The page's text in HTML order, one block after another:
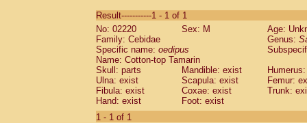
CebidaeSaguinus labiatus(0)
Cebidae Saguinus leucopus (0)
Cebidae
CebidaeSaguinus mystax
Cebidae Saguinus nigricollis (0)
Cebidae Saguinus oedipus
Cebidae Saguinus weddelli
Cebidae Saguinusspp.
Cebidae
Result-----------1 - 1 of 1
No: 02220
Sex: M
Age:
Family: Cebidae
Genus:
Specific name: oedipus
Name: Cotton-top Tamarin
Skull: parts
Mandible: exist
Ulna: exist
Scapula: exist
Femur:
Fibula: exist
Coxae: exist
Trunk:
Hand: exist
Foot: exist
1 - 1 of 1